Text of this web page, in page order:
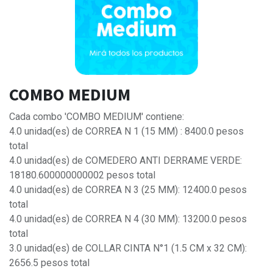
COMBO MEDIUM
Cada combo 'COMBO MEDIUM' contiene:
4.0 unidad(es) de CORREA N 1 (15 MM) : 8400.0 pesos
total
4.0 unidad(es) de COMEDERO ANTI DERRAME VERDE:
18180.600000000002 pesos total
4.0 unidad(es) de CORREA N 3 (25 MM): 12400.0 pesos
total
4.0 unidad(es) de CORREA N 4 (30 MM): 13200.0 pesos
total
3.0 unidad(es) de COLLAR CINTA N°1 (1.5 CM x 32 CM):
2656.5 pesos total